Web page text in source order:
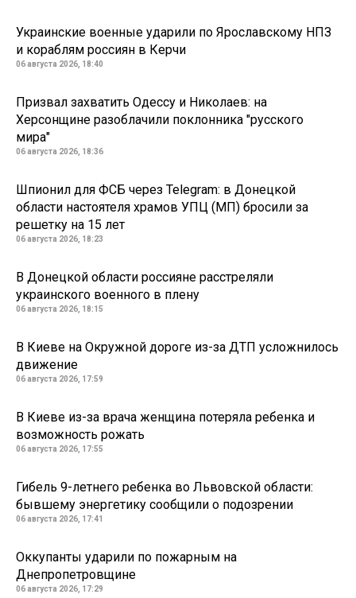
Украинские военные ударили по Ярославскому НПЗ
и кораблям россиян в Керчи
06 августа 2026, 18:40
Призвал захватить Одессу и Николаев: на
Херсонщине разоблачили поклонника "русского
мира"
06 августа 2026, 18:36
Шпионил для ФСБ через Telegram: в Донецкой
области настоятеля храмов УПЦ (МП) бросили за
решетку на 15 лет
06 августа 2026, 18:23
В Донецкой области россияне расстреляли
украинского военного в плену
06 августа 2026, 18:15
В Киеве на Окружной дороге из-за ДТП усложнилось
движение
06 августа 2026, 17:59
В Киеве из-за врача женщина потеряла ребенка и
возможность рожать
06 августа 2026, 17:55
Гибель 9-летнего ребенка во Львовской области:
бывшему энергетику сообщили о подозрении
06 августа 2026, 17:41
Оккупанты ударили по пожарным на
Днепропетровщине
06 августа 2026, 17:29